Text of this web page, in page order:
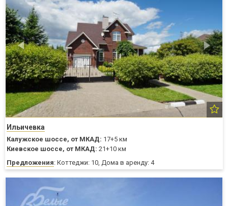
Ильичевка
Калужское шоссе, от МКАД: 17+5 км
Киевское шоссе, от МКАД: 21+10 км
Предложения: Коттеджи: 10, Дома в аренду: 4